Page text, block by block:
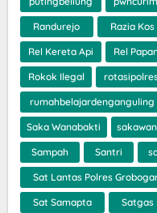
Randurejo Razia Kos
Rel Kereta Api Rel
Rokok Ilegal
rumahbelajardenganguling
Saka Wanabakti
Sampah Santri
Sat Lantas Polres
Sat Samapta Satgas